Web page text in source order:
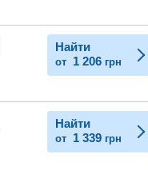
Найти
от 1 206 грн
Найти
от 1 339 грн